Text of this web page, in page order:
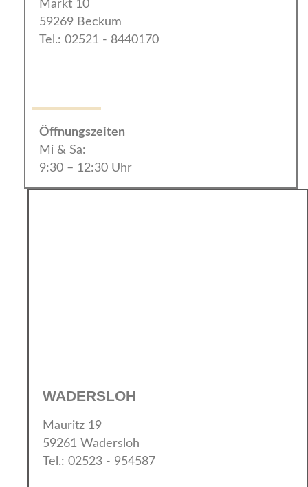
Markt 10
59269 Beckum
Tel.: 02521 - 8440170
Öffnungszeiten
Mi & Sa:
9:30 – 12:30 Uhr
WADERSLOH
Mauritz 19
59261 Wadersloh
Tel.: 02523 - 954587